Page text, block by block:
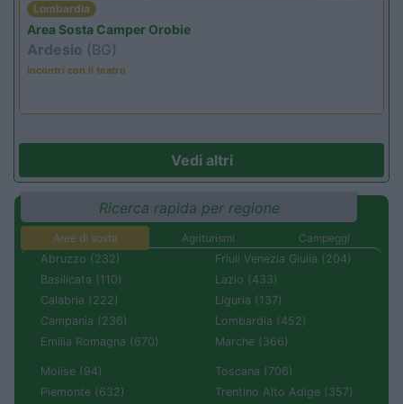
Lombardia
Area Sosta Camper Orobie
Ardesio (BG)
Incontri con il teatro
Vedi altri
Ricerca rapida per regione
Aree di sosta Agriturismi
Campeggi
Abruzzo (232)
Basilicata (110)
Calabria (222)
Campania (236)
Emilia Romagna (670)
Friuli Venezia Giulia (204)
Lazio (433)
Liguria (137)
Lombardia (452)
Marche (366)
Molise (94)
Piemonte (632)
Toscana (706)
Trentino Alto Adige (357)